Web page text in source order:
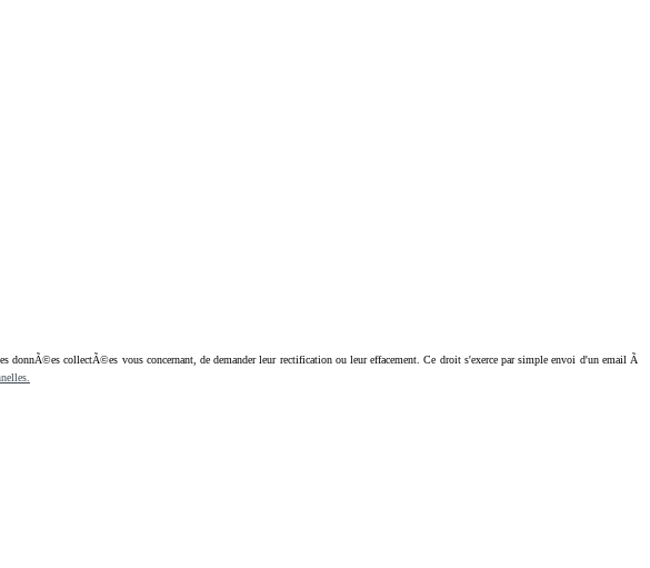
collectÃ©es vous concernant, de demander leur rectification ou leur effacement. Ce droit s'exerce par simple envoi d'un email Ã